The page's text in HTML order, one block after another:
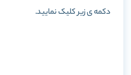
دکمه ی زیر کلیک نمایید.